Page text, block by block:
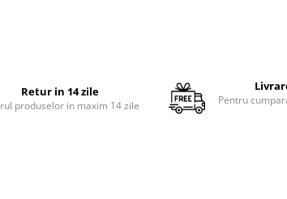
Retur in 14 zile
produselor in maxim 14 zile
Pentru